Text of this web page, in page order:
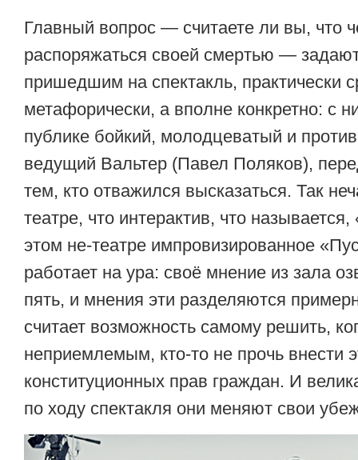
Главный вопрос — считаете ли вы, что
распоряжаться своей смертью —
пришедшим на спектакль, практически
метафорически, а вполне конкретно: с
публике бойкий, молодцеватый и
ведущий Вальтер (Павел Поляков),
тем, кто отважился высказаться. Так
театре, что интерактив, что
этом не-театре импровизированное
работает на ура: своё мнение из зала
пять, и мнения эти разделяются
считает возможность самому решить,
неприемлемым, кто-то не прочь внести
конституционных прав граждан. И
по ходу спектакля они меняют свои